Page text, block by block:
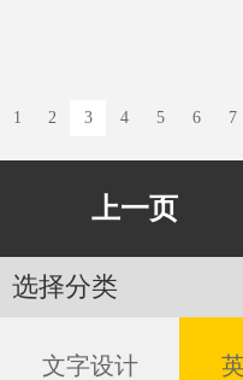
1 2 3 4 5 6 7
上一页
选择分类
文字设计